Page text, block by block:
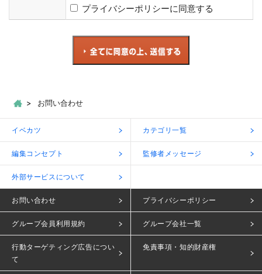
プライバシーポリシーに同意する
お問い合わせ
イベカツ カテゴリ一覧
編集コンセプト 監修者メッセージ
外部サービスについて
お問い合わせ プライバシーポリシー
グループ会員利用規約 グループ会社一覧
行動ターゲティング広告につい
て
免責事項・知的財産権